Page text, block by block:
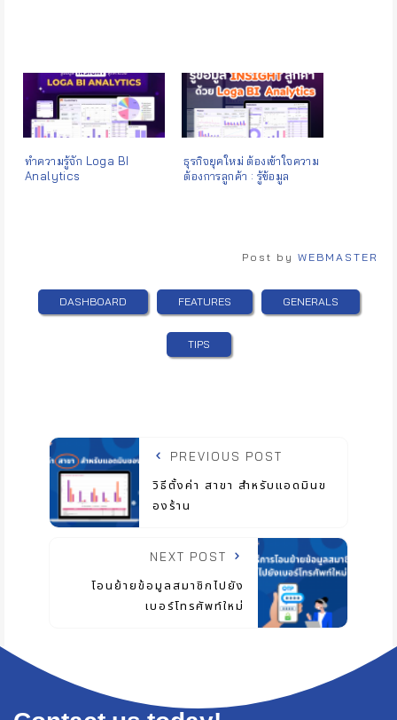
ทำความรู้จัก Loga BI
Analytics
ธุรกิจยุคใหม่ ต้องเข้าใจความ
ต้องการลูกค้า : รู้ข้อมูล
Post by WEBMASTER
DASHBOARD FEATURES GENERALS
TIPS
PREVIOUS POST
วิธีตั้งค่า สาขา สำหรับแอดมินข
องร้าน
NEXT POST
โอนย้ายข้อมูลสมาชิกไปยัง
เบอร์โทรศัพท์ใหม่